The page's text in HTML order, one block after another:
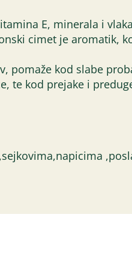
E, minerala i
cimet je aromatik,
pomaže kod slabe
te kod prejake i